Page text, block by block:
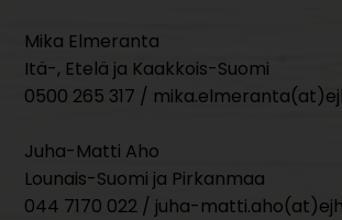
Mika Elmeranta
Itä-, Etelä ja Kaakkois-Suomi
0500 265 317 /
Juha-Matti Aho
Lounais-Suomi ja Pirkanmaa
044 7170 022 / juha-